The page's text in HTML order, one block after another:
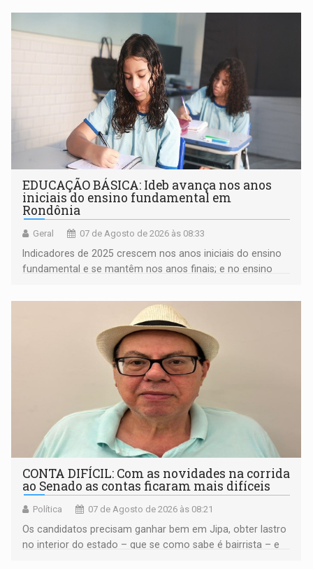
EDUCAÇÃO BÁSICA: Ideb avança nos anos
iniciais do ensino fundamental em
Rondônia
Geral 07 de Agosto de 2026 às 08:33
Indicadores de 2025 crescem nos anos iniciais do ensino
fundamental e se mantêm nos anos finais; e no ensino
CONTA DIFÍCIL: Com as novidades na corrida
ao Senado as contas ficaram mais difíceis
Política 07 de Agosto de 2026 às 08:21
Os candidatos precisam ganhar bem em Jipa, obter lastro
no interior do estado – que se como sabe é bairrista – e